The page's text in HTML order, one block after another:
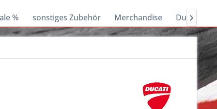
% sonstiges Zubehör Merchandise Ducati E-
